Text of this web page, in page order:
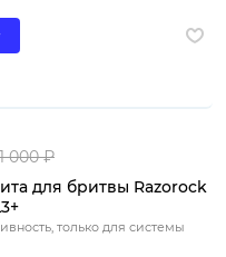
000 ₽
для бритвы Razorock
только для системы